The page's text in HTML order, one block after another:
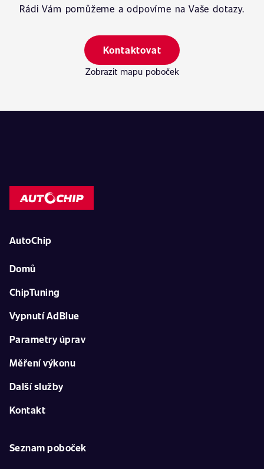
Rádi Vám pomůžeme a odpovíme na Vaše dotazy.
Kontaktovat
Zobrazit mapu poboček
AutoChip
Domů
ChipTuning
Vypnutí AdBlue
Parametry úprav
Měření výkonu
Další služby
Kontakt
Seznam poboček